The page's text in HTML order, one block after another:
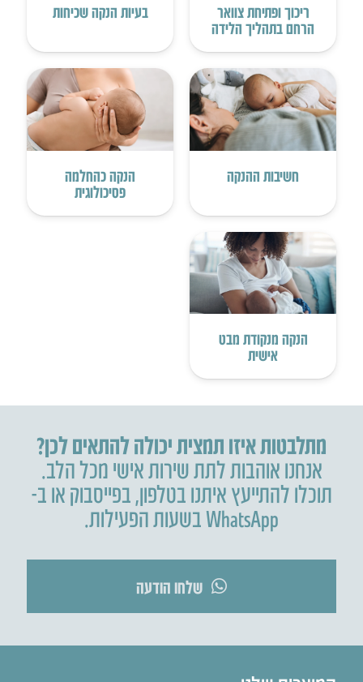
ריכוך ופתיחת צוואר
הרחם בתהליך הלידה
בעיות הנקה שכיחות
חשיבות ההנקה
הנקה כהחלמה
פסיכולוגית
הנקה מנקודת מבט
אישית
מתלבטות איזו תמצית יכולה להתאים לכן?
אנחנו אוהבות לתת שירות אישי מכל הלב.
תוכלו להתייעץ איתנו בטלפון,בפייסבוק או ב-
WhatsApp בשעות הפעילות.
שלחו הודעה